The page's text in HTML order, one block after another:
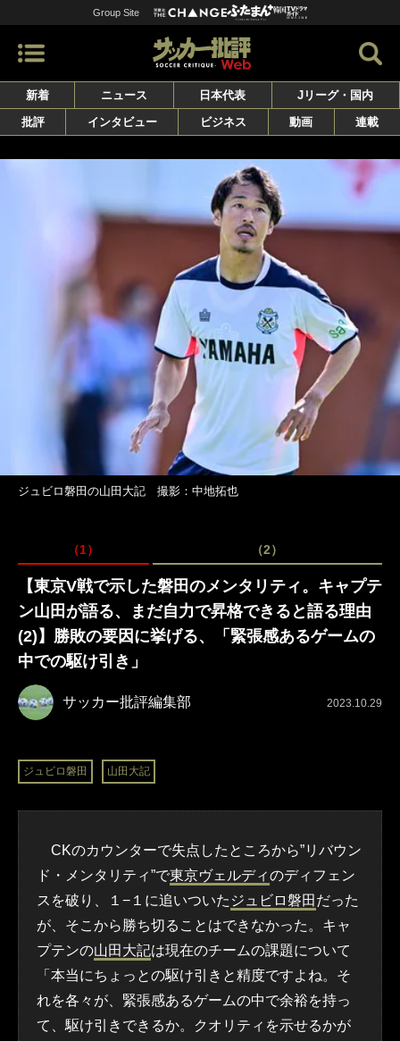
Group Site
新着 ニュース 日本代表
Jリーグ・国内
批評
インタビュー ビジネス 動画 連載
ジュビロ磐田の山田大記 撮影：中地拓也
（1） （2）
【東京V戦で示した磐田のメンタリティ。キャプテ
ン山田が語る、まだ自力で昇格できると語る理由
(2)】勝敗の要因に挙げる、「緊張感あるゲームの
中での駆け引き」
サッカー批評編集部 2023.10.29
ジュビロ磐田 山田大記
CKのカウンターで失点したところから”リバウン
ド・メンタリティ”で東京ヴェルディのディフェン
スを破り、１−１に追いついた ジュビロ磐田 だった
が、そこから勝ち切ることはできなかった。キャ
プテンの山田大記は現在のチームの課題について
「本当にちょっとの駆け引きと精度ですよね。そ
れを各々が、緊張感あるゲームの中で余裕を持っ
て、駆け引きできるか。クオリティを示せるかが